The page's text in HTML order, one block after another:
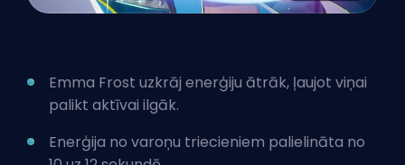
Emma Frost uzkrāj enerģiju ātrāk, ļaujot viņai
palikt aktīvai ilgāk.
Enerģija no varoņu triecieniem palielināta no